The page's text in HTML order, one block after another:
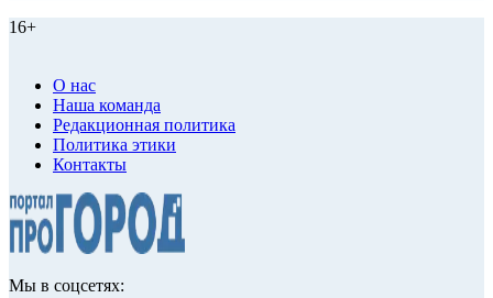
16+
О нас
Наша команда
Редакционная политика
Политика этики
Контакты
Мы в соцсетях: